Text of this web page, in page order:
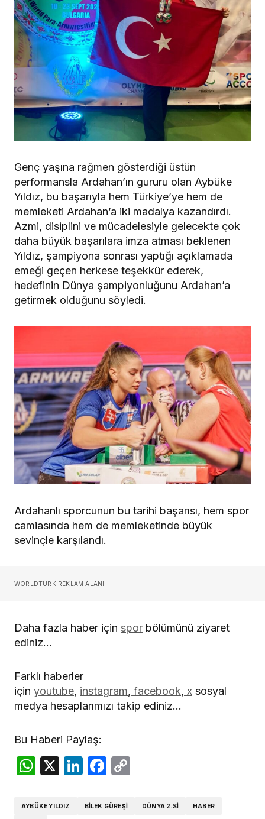
Genç yaşına rağmen gösterdiği üstün
performansla Ardahan’ın gururu olan Aybüke
Yıldız, bu başarıyla hem Türkiye’ye hem de
memleketi Ardahan’a iki madalya kazandırdı.
Azmi, disiplini ve mücadelesiyle gelecekte çok
daha büyük başarılara imza atması beklenen
Yıldız, şampiyona sonrası yaptığı açıklamada
emeği geçen herkese teşekkür ederek,
hedefinin Dünya şampiyonluğunu Ardahan’a
getirmek olduğunu söyledi.
Ardahanlı sporcunun bu tarihi başarısı, hem spor
camiasında hem de memleketinde büyük
sevinçle karşılandı.
WORLDTURK REKLAM ALANI
Daha fazla haber için spor bölümünü ziyaret
ediniz…
Farklı haberler
için youtube, instagram, facebook, x sosyal
medya hesaplarımızı takip ediniz…
Bu Haberi Paylaş:
WhatsApp
X LinkedIn
Facebook
AYBÜKE YILDIZ BILEK GÜREŞI DÜNYA 2.SI HABER